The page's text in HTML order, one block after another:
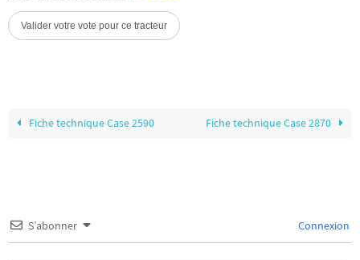
Fiche technique Case 2590 Fiche technique Case 2870
S’abonner Connexion